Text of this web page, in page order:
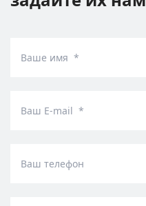
Ваше имя *
Ваш E-mail *
Ваш телефон